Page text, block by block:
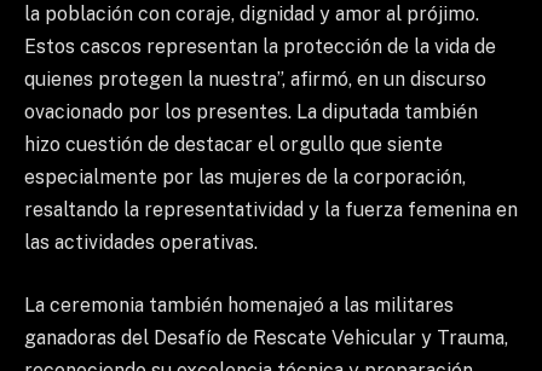
la población con coraje, dignidad y amor al prójimo.
Estos cascos representan la protección de la vida de
quienes protegen la nuestra”, afirmó, en un discurso
ovacionado por los presentes. La diputada también
hizo cuestión de destacar el orgullo que siente
especialmente por las mujeres de la corporación,
resaltando la representatividad y la fuerza femenina en
las actividades operativas.
La ceremonia también homenajeó a las militares
ganadoras del Desafío de Rescate Vehicular y Trauma,